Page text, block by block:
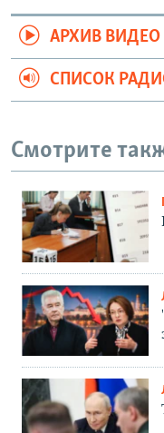
АРХИВ ВИДЕО
СПИСОК
Смотрите